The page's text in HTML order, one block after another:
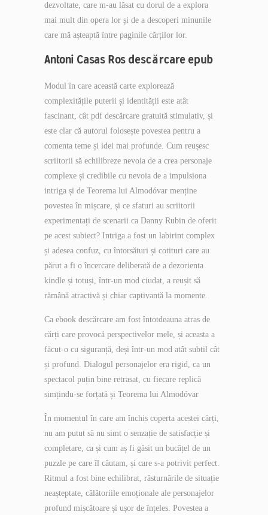
dezvoltate, care m-au lăsat cu dorul de a explora
mai mult din opera lor și de a descoperi minunile
care mă așteaptă între paginile cărților lor.
Antoni Casas Ros descărcare epub
Modul în care această carte explorează
complexitățile puterii și identității este atât
fascinant, cât pdf descărcare gratuită stimulativ, și
este clar că autorul folosește povestea pentru a
comenta teme și idei mai profunde. Cum reușesc
scriitorii să echilibreze nevoia de a crea personaje
complexe și credibile cu nevoia de a impulsiona
intriga și de Teorema lui Almodóvar menține
povestea în mișcare, și ce sfaturi au scriitorii
experimentați de scenarii ca Danny Rubin de oferit
pe acest subiect? Intriga a fost un labirint complex
și adesea confuz, cu întorsături și cotituri care au
părut a fi o încercare deliberată de a dezorienta
kindle și totuși, într-un mod ciudat, a reușit să
rămână atractivă și chiar captivantă la momente.
Ca ebook descărcare am fost întotdeauna atras de
cărți care provocă perspectivelor mele, și aceasta a
făcut-o cu siguranță, deși într-un mod atât subtil cât
și profund. Dialogul personajelor era rigid, ca un
spectacol puțin bine retrasat, cu fiecare replică
simțindu-se forțată și Teorema lui Almodóvar
În momentul în care am închis coperta acestei cărți,
nu am putut să nu simt o senzație de satisfacție și
completare, ca și cum aș fi găsit un bucățel de un
puzzle pe care îl căutam, și care s-a potrivit perfect.
Ritmul a fost bine echilibrat, răsturnările de situație
neașteptate, călătoriile emoționale ale personajelor
profund mișcătoare și ușor de înțeles. Povestea a